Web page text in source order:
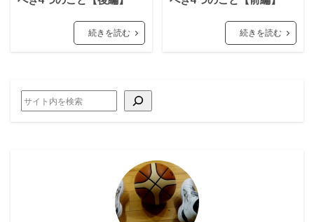
続きを読む 続きを読む